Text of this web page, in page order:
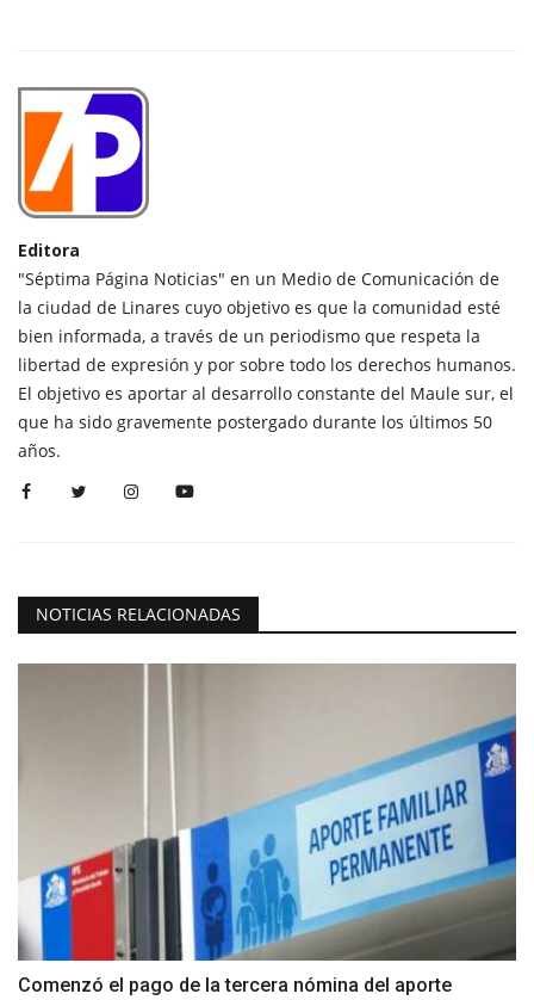
Editora
"Séptima Página Noticias" en un Medio de Comunicación de
la ciudad de Linares cuyo objetivo es que la comunidad esté
bien informada, a través de un periodismo que respeta la
libertad de expresión y por sobre todo los derechos humanos.
El objetivo es aportar al desarrollo constante del Maule sur, el
que ha sido gravemente postergado durante los últimos 50
años.
NOTICIAS RELACIONADAS
Comenzó el pago de la tercera nómina del aporte